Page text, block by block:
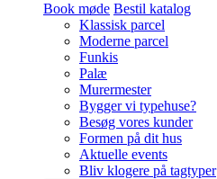
Book møde Bestil katalog
Klassisk parcel
Moderne parcel
Funkis
Palæ
Murermester
Bygger vi typehuse?
Besøg vores kunder
Formen på dit hus
Aktuelle events
Bliv klogere på tagtyper